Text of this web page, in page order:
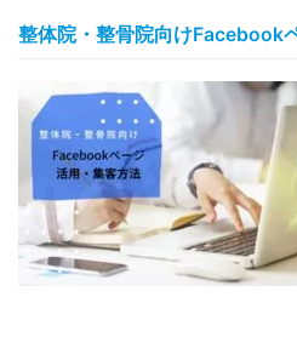
整体院・整骨院向けFacebook